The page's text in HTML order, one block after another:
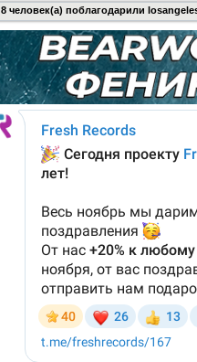
8 человек(а) поблагодарили